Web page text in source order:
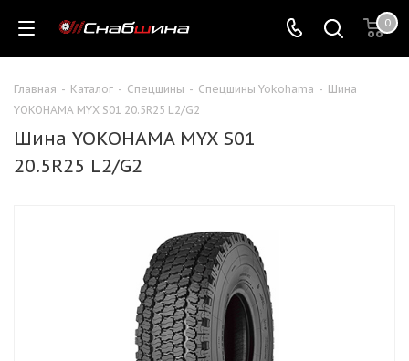
0
Главная - Каталог - Спецшины - Спецшины Yokohama - Шина
YOKOHAMA MYX S01 20.5R25 L2/G2
Шина YOKOHAMA MYX S01
20.5R25 L2/G2